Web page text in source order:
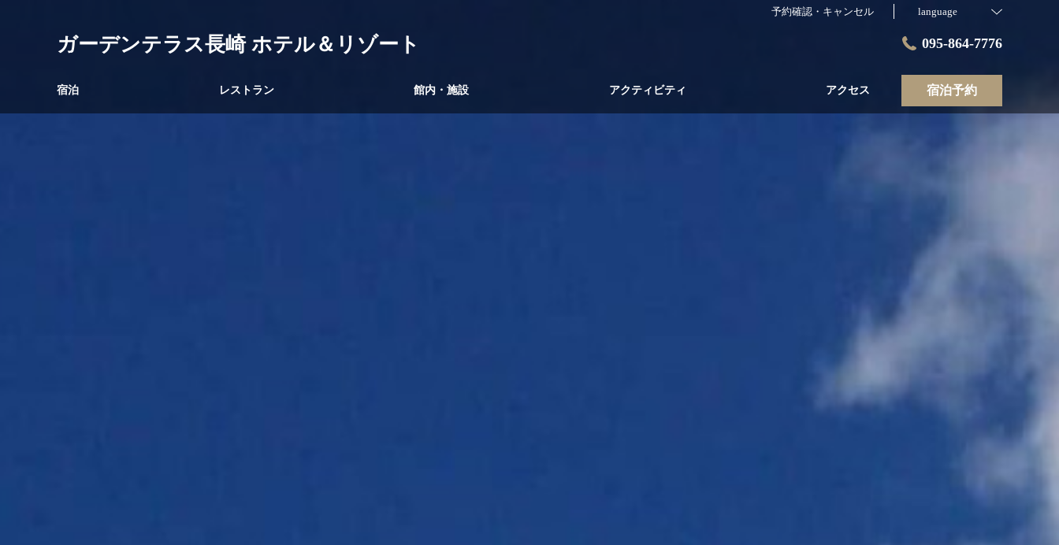
予約確認・キャンセル language
ガーデンテラス長崎 ホテル＆リゾート 095-864-7776
宿泊 レストラン 館内・施設 アクティビティ アクセス 宿泊予約